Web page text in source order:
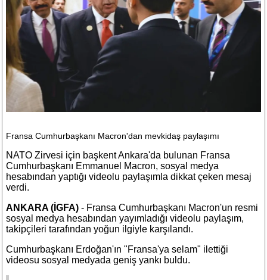
Fransa Cumhurbaşkanı Macron'dan mevkidaş paylaşımı
NATO Zirvesi için başkent Ankara'da bulunan Fransa
Cumhurbaşkanı Emmanuel Macron, sosyal medya
hesabından yaptığı videolu paylaşımla dikkat çeken mesaj
verdi.
ANKARA (İGFA) - Fransa Cumhurbaşkanı Macron'un resmi
sosyal medya hesabından yayımladığı videolu paylaşım,
takipçileri tarafından yoğun ilgiyle karşılandı.
Cumhurbaşkanı Erdoğan'ın "Fransa'ya selam" ilettiği
videosu sosyal medyada geniş yankı buldu.